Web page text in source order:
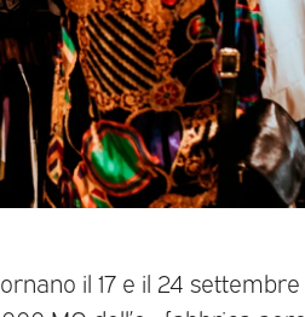
il 17 e il 24